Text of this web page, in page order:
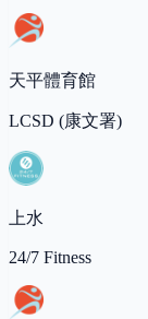
天平體育館
LCSD (康文署)
上水
24/7 Fitness